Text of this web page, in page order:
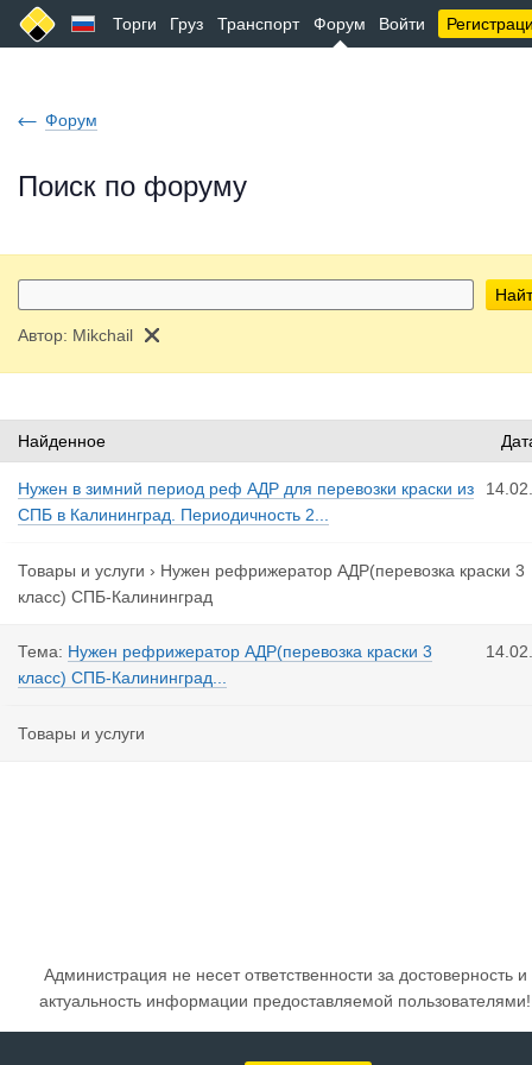
Торги Груз Транспорт Форум Войти
Форум
Поиск по форуму
Автор: Mikchail
Найденное
Нужен в зимний период реф АДР для перевозки краски из
СПБ в Калининград. Периодичность 2...
Товары и услуги › Нужен рефрижератор АДР(перевозка краски 3
класс) СПБ-Калининград
Тема: Нужен рефрижератор АДР(перевозка краски 3
класс) СПБ-Калининград...
Товары и услуги
Администрация не несет ответственности за достоверность и
актуальность информации предоставляемой пользователями!